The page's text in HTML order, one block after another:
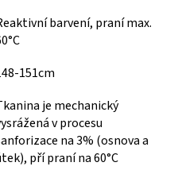
barvení, praní max.
151cm
je mechanický
v procesu
na 3% (osnova a
pří praní na 60°C